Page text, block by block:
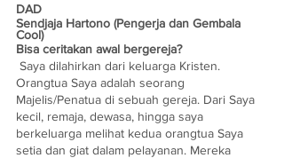
DAD
Sendjaja Hartono (Pengerja dan Gembala
Cool)
Bisa ceritakan awal bergereja?
Orangtua Saya adalah seorang
Majelis/Penatua di sebuah gereja. Dari Saya
kecil, remaja, dewasa, hingga saya
berkeluarga melihat kedua orangtua Saya
setia dan giat dalam pelayanan. Mereka